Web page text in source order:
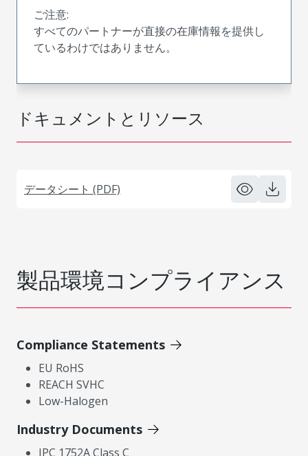
ドキュメントとリソース
データシート (PDF)
ご注意:
すべてのパートナーが直接の在庫情報を提供し
ているわけではありません。
製品環境コンプライアンス
Compliance Statements
EU RoHS
REACH SVHC
Low-Halogen
Industry Documents
IPC 1752A Class C